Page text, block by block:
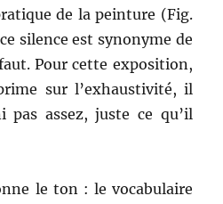
de la peinture (Fig.
silence est synonyme de
Pour cette exposition,
sur l’exhaustivité, il
assez, juste ce qu’il
le ton : le vocabulaire